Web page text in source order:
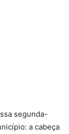
segunda-
a cabeça